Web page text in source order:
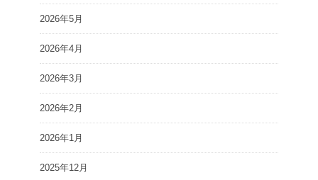
2026年5月
2026年4月
2026年3月
2026年2月
2026年1月
2025年12月